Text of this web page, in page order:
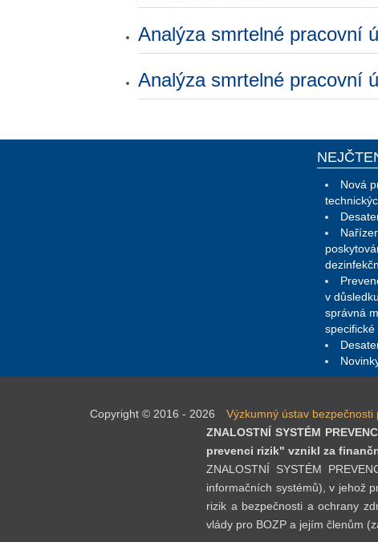
Analýza smrtelné pracovní
Analýza smrtelné pracovní
Nová
v
správná
Copyright © 2016 - 2026 Výzkumný ústav bezpečnosti
ZNALOSTNÍ SYSTÉM
prevenci rizik" vznikl za
ZNALOSTNÍ SYSTÉM
informačních systémů), v jehož
rizik a bezpečnosti a ochrany
vlády pro BOZP a jejím členům